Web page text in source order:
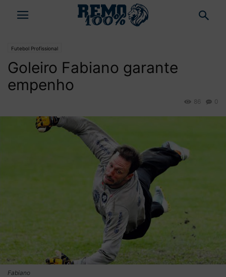
Futebol Profissional
Goleiro Fabiano garante
empenho
0
86
Fabiano